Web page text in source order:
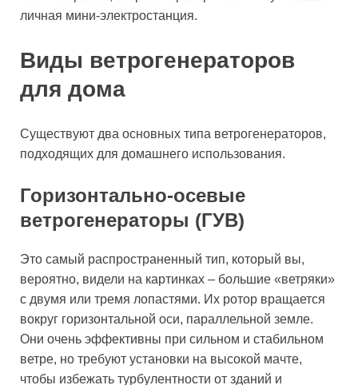
личная мини-электростанция.
Виды ветрогенераторов
для дома
Существуют два основных типа ветрогенераторов,
подходящих для домашнего использования.
Горизонтально-осевые
ветрогенераторы (ГУВ)
Это самый распространенный тип, который вы,
вероятно, видели на картинках – большие «ветряки»
с двумя или тремя лопастями. Их ротор вращается
вокруг горизонтальной оси, параллельной земле.
Они очень эффективны при сильном и стабильном
ветре, но требуют установки на высокой мачте,
чтобы избежать турбулентности от зданий и